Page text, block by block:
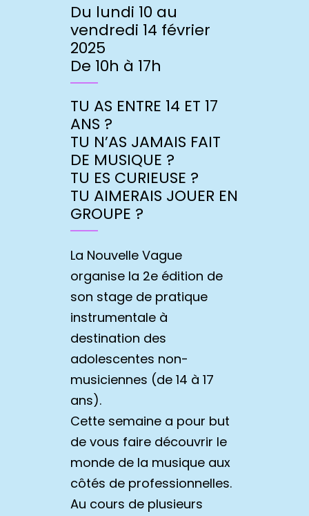
Du lundi 10 au
vendredi 14 février
2025
De 10h à 17h
TU AS ENTRE 14 ET 17
ANS ?
TU N’AS JAMAIS FAIT
DE MUSIQUE ?
TU ES CURIEUSE ?
TU AIMERAIS JOUER EN
GROUPE ?
La Nouvelle Vague
organise la 2e édition de
son stage de pratique
instrumentale à
destination des
adolescentes non-
musiciennes (de 14 à 17
ans).
Cette semaine a pour but
de vous faire découvrir le
monde de la musique aux
côtés de professionnelles.
Au cours de plusieurs